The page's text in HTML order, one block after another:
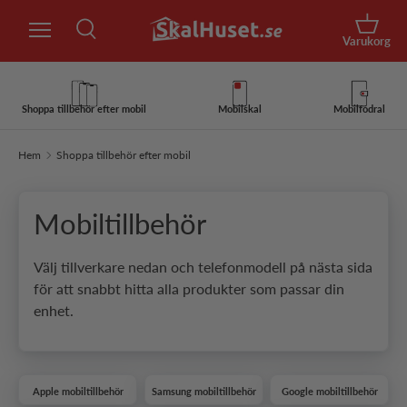
Hoppa till innehåll
Sök
Korg
Varukorg
Shoppa tillbehör efter mobil Mobilskal Mobilfodral
Hem Shoppa tillbehör efter mobil
Mobiltillbehör
Välj tillverkare nedan och telefonmodell på nästa sida
för att snabbt hitta alla produkter som passar din
enhet.
Apple mobiltillbehör Samsung mobiltillbehör Google mobiltillbehör